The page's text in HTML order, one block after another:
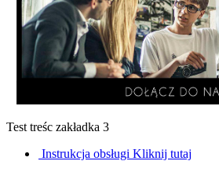
Test treśc zakładka 3
Instrukcja obsługi Kliknij tutaj